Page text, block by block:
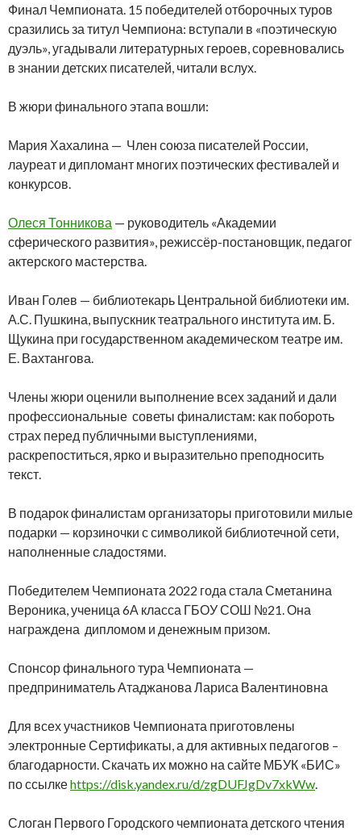
Финал Чемпионата. 15 победителей отборочных туров
сразились за титул Чемпиона: вступали в «поэтическую
дуэль», угадывали литературных героев, соревновались
в знании детских писателей, читали вслух.
В жюри финального этапа вошли:
Мария Хахалина — Член союза писателей России,
лауреат и дипломант многих поэтических фестивалей и
конкурсов.
Олеся Тонникова — руководитель «Академии
сферического развития», режиссёр-постановщик, педагог
актерского мастерства.
Иван Голев — библиотекарь Центральной библиотеки им.
А.С. Пушкина, выпускник театрального института им. Б.
Щукина при государственном академическом театре им.
Е. Вахтангова.
Члены жюри оценили выполнение всех заданий и дали
профессиональные советы финалистам: как побороть
страх перед публичными выступлениями,
раскрепоститься, ярко и выразительно преподносить
текст.
В подарок финалистам организаторы приготовили милые
подарки — корзиночки с символикой библиотечной сети,
наполненные сладостями.
Победителем Чемпионата 2022 года стала Сметанина
Вероника, ученица 6А класса ГБОУ СОШ №21. Она
награждена дипломом и денежным призом.
Спонсор финального тура Чемпионата —
предприниматель Атаджанова Лариса Валентиновна
Для всех участников Чемпионата приготовлены
электронные Сертификаты, а для активных педагогов –
благодарности. Скачать их можно на сайте МБУК «БИС»
по ссылкеhttps://disk.yandex.ru/d/zgDUFJgDv7xkWw.
Слоган Первого Городского чемпионата детского чтения